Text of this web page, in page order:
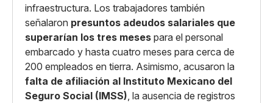
infraestructura. Los trabajadores también
señalaron presuntos adeudos salariales que
superarían los tres meses para el personal
embarcado y hasta cuatro meses para cerca de
200 empleados en tierra. Asimismo, acusaron la
falta de afiliación al Instituto Mexicano del
Seguro Social (IMSS) , la ausencia de registros